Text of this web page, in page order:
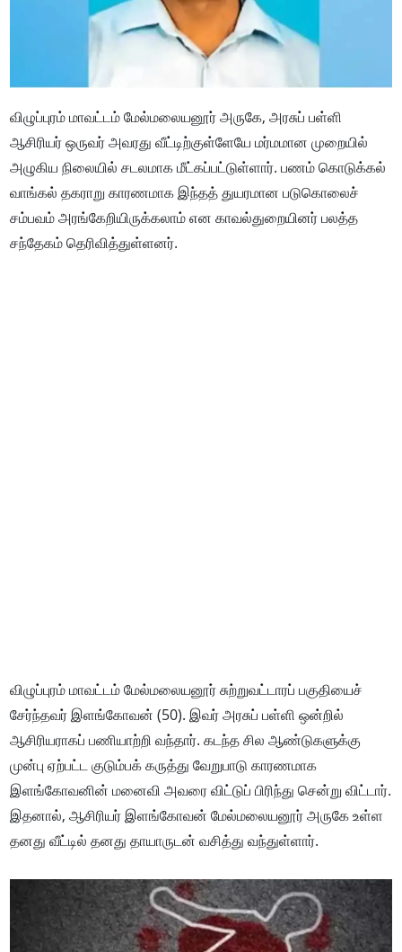
விழுப்புரம் மாவட்டம் மேல்மலையனூர் அருகே, அரசுப் பள்ளி
ஆசிரியர் ஒருவர் அவரது வீட்டிற்குள்ளேயே மர்மமான முறையில்
அழுகிய நிலையில் சடலமாக மீட்கப்பட்டுள்ளார். பணம் கொடுக்கல்
வாங்கல் தகராறு காரணமாக இந்தத் துயரமான படுகொலைச்
சம்பவம் அரங்கேறியிருக்கலாம் என காவல்துறையினர் பலத்த
சந்தேகம் தெரிவித்துள்ளனர்.
விழுப்புரம் மாவட்டம் மேல்மலையனூர் சுற்றுவட்டாரப் பகுதியைச்
சேர்ந்தவர் இளங்கோவன் (50). இவர் அரசுப் பள்ளி ஒன்றில்
ஆசிரியராகப் பணியாற்றி வந்தார். கடந்த சில ஆண்டுகளுக்கு
முன்பு ஏற்பட்ட குடும்பக் கருத்து வேறுபாடு காரணமாக
இளங்கோவனின் மனைவி அவரை விட்டுப் பிரிந்து சென்று விட்டார்.
இதனால், ஆசிரியர் இளங்கோவன் மேல்மலையனூர் அருகே உள்ள
தனது வீட்டில் தனது தாயாருடன் வசித்து வந்துள்ளார்.